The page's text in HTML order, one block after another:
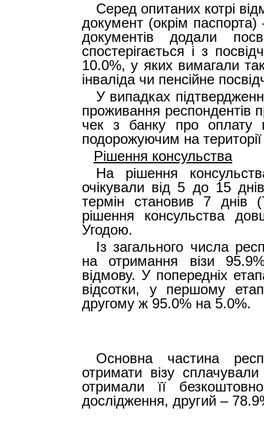
Серед опитаних котрі
документ (окрім
документів додали
спостерігається і з
10.0%, у яких вимагали
інваліда чи пенсійне
У випадках
проживання респондентів
чек з банку про оплату
подорожуючим на
Рішення консульства
На рішення
очікували від 5 до 15
термін становив 7 днів (
рішення консульства
Угодою.
Із загального числа
на отримання візи
відмову. У попередніх
відсотки, у першому
другому ж 95.0% на 5.0%.
Основна частина
отримати візу
отримали її
дослідження, другий –